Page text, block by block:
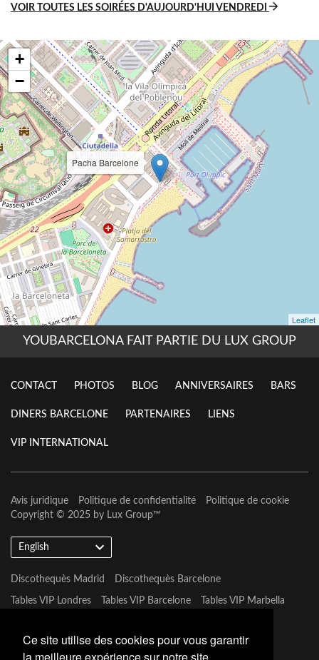
Ce site utilise des cookies pour vous garantir
la meilleure expérience sur notre site.
VOIR TOUTES LES SOIRÉES D'AUJOURD'HUI VENDREDI
YOUBARCELONA FAIT PARTIE DU LUX GROUP
CONTACT PHOTOS BLOG ANNIVERSAIRES BARS
DINERS BARCELONE PARTENAIRES LIENS
VIP INTERNATIONAL
Avis juridique Politique de confidentialité
Politique de cookie
Copyright © 2025 by Lux Group™
English
Discothequès Madrid Discothequès Barcelone
Tables VIP Londres Tables VIP Barcelone Tables VIP Marbella